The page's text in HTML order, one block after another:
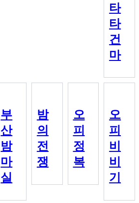
타
타
건
마
부
산
밤
마
실
밤
의
전
쟁
오
피
정
복
오
피
비
비
기